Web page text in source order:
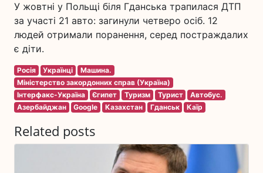
У жовтні у Польщі біля Гданська трапилася ДТП
за участі 21 авто: загинули четверо осіб. 12
людей отримали поранення, серед постраждалих
є діти.
Росія Українці
Машина.
Міністерство закордонних справ (Україна)
Інтерфакс-Україна
Єгипет Туризм Турист
Автобус.
Азербайджан
Google Казахстан Гданськ Каїр
Related posts